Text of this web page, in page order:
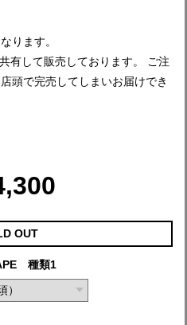
ります。
有して販売しております。 ご注
頭で完売してしまいお届けでき
OUT
種類1